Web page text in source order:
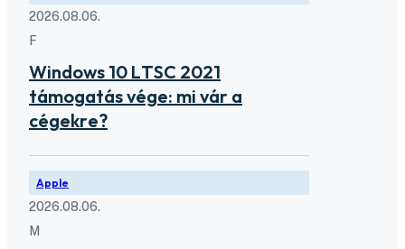
2026.08.06.
F
Windows 10 LTSC 2021
támogatás vége: mi vár a
cégekre?
Apple
2026.08.06.
M